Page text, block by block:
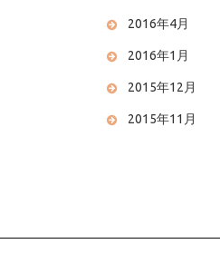
2016年4月
2016年1月
2015年12月
2015年11月